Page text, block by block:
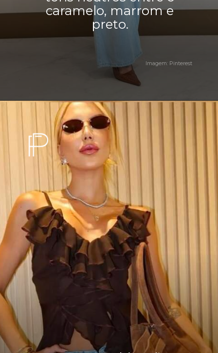
caramelo, marrom e
preto.
Imagem: Pinterest